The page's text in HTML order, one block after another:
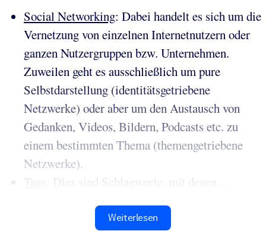
Social Networking: Dabei handelt es sich um die
Vernetzung von einzelnen Internetnutzern oder
ganzen Nutzergruppen bzw. Unternehmen.
Zuweilen geht es ausschließlich um pure
Selbstdarstellung (identitätsgetriebene
Netzwerke) oder aber um den Austausch von
Gedanken, Videos, Bildern, Podcasts etc. zu
einem bestimmten Thema (themengetriebene
Netzwerke).
Tags
: Dies sind Schlagworte, mit denen...
Weiterlesen